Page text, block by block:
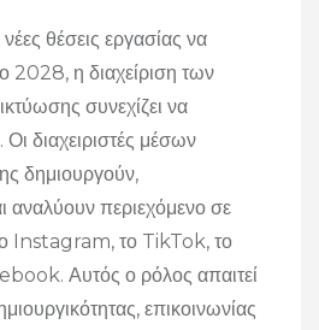
θέσεις εργασίας να
2028, η διαχείριση των
συνεχίζει να
διαχειριστές μέσων
δημιουργούν,
αναλύουν περιεχόμενο σε
Instagram, το TikTok, το
Αυτός ο ρόλος απαιτεί
επικοινωνίας